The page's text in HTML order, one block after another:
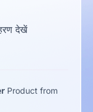
देखें
Product from